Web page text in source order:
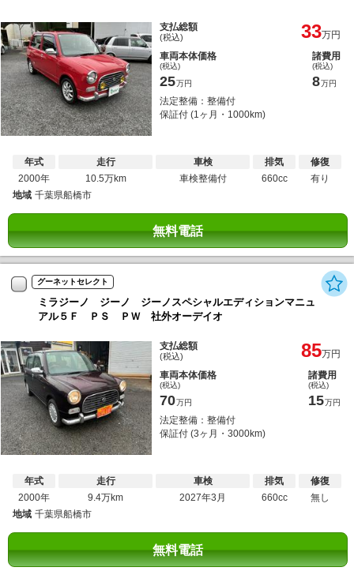
支払総額
(税込) 33万円
車両本体価格
(税込)
25万円
諸費用
(税込)
8万円
法定整備：整備付
保証付 (1ヶ月・1000km)
年式
2000年
走行
10.5万km
車検
車検整備付
排気
660cc
修復
有り
地域 千葉県船橋市
無料電話
グーネットセレクト
ミラジーノ ジーノ ジーノスペシャルエディションマニュ
アル５Ｆ ＰＳ ＰＷ 社外オーデイオ
支払総額
(税込) 85万円
車両本体価格
(税込)
70万円
諸費用
(税込)
15万円
法定整備：整備付
保証付 (3ヶ月・3000km)
年式
2000年
走行
9.4万km
車検
2027年3月
排気
660cc
修復
無し
地域 千葉県船橋市
無料電話